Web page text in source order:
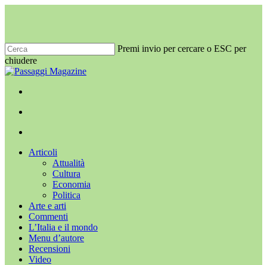
principale
Premi invio per cercare o ESC per
chiudere
Chiudi
Menu
cerca
Menu
Articoli
Attualità
Cultura
Economia
Politica
Arte e arti
Commenti
L’Italia e il mondo
Menu d’autore
Recensioni
Video